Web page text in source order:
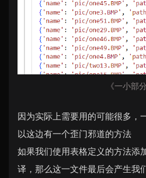
《一小部分
因为实际上需要用的可能很多，
以这边有一个歪门邪道的方法
如果我们使用表格定义的方法添
译，那么这一文件最后会产生我